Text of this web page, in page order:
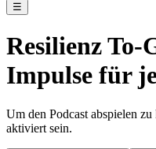
☰
Resilienz To-
Impulse für
Um den Podcast abspielen
aktiviert sein.